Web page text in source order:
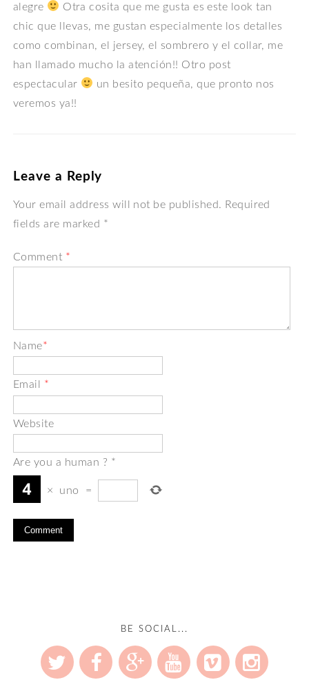
alegre
Otra cosita que me gusta es este look tan
chic que llevas, me gustan especialmente los detalles
como combinan, el jersey, el sombrero y el collar, me
han llamado mucho la atención!! Otro post
espectacular
un besito pequeña, que pronto nos
veremos ya!!
Leave a Reply
Your email address will not be published. Required
fields are marked *
Comment *
Name*
Email *
Website
Are you a human ? *
× uno =
BE SOCIAL...